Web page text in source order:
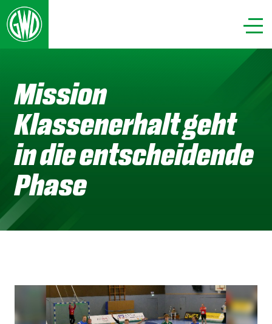
Mission
Klassenerhalt geht
in die entscheidende
Phase